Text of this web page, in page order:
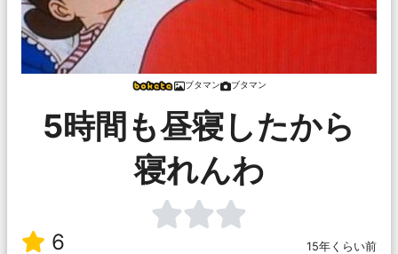
ブタマン ブタマン
5時間も昼寝したから
寝れんわ
6 15年くらい前